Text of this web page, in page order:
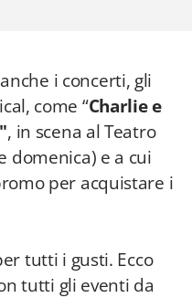
i concerti, gli
come “Charlie e
, in scena al Teatro
domenica) e a cui
per acquistare i
tutti i gusti. Ecco
tutti gli eventi da